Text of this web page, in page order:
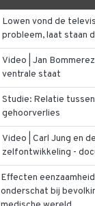
Lowen vond de
probleem, laat staan
Video | Jan
ventrale staat
Studie: Relatie
gehoorverlies
Video | Carl Jung en
zelfontwikkeling -
Effecten
onderschat bij